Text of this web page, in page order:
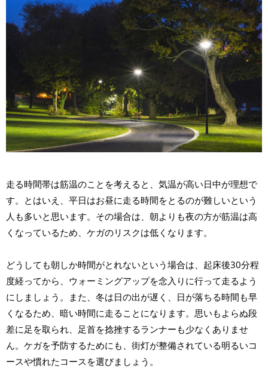
走る時間帯は筋温のことを考えると、気温が高い日中が理想で
す。とはいえ、平日はお昼に走る時間をとるのが難しいという
人も多いと思います。その場合は、朝よりも夜の方が筋温は高
くなっているため、ケガのリスクは低くなります。
どうしても朝しか時間がとれないという場合は、起床後30分程
度経ってから、ウォーミングアップを念入りに行って走るよう
にしましょう。また、冬は日の出が遅く、日が落ちる時間も早
くなるため、暗い時間に走ることになります。思いもよらぬ段
差に足を取られ、足首を捻挫するランナーも少なくありませ
ん。ケガを予防するためにも、街灯が整備されている明るいコ
ースや慣れたコースを選びましょう。